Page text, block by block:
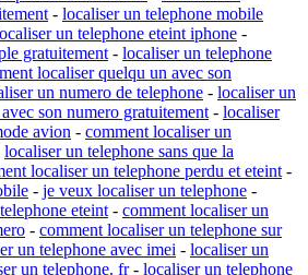
- localiser un telephone mobile
un telephone eteint iphone -
gratuitement - localiser un telephone
localiser quelqu un avec son
un numero de telephone - localiser un
son numero gratuitement - localiser
avion - comment localiser un
localiser un telephone sans que la
localiser un telephone perdu et eteint -
- je veux localiser un telephone -
eteint - comment localiser un
- comment localiser un telephone sur
un telephone avec imei - localiser un
un telephone. fr- localiser un telephone